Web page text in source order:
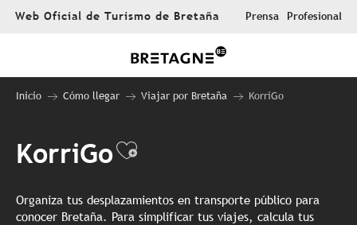
AllerWeb Oficial de Turismo de Bretaña Prensa Profesional
Inicio Cómo llegar Viajar por Bretaña KorriGo
KorriGoAjouter aux favoris
Organiza tus desplazamientos en transporte público para
conocer Bretaña. Para simplificar tus viajes, calcula tus